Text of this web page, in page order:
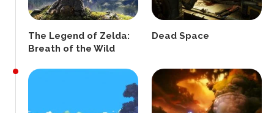
The Legend of Zelda:
Breath of the Wild
Dead Space